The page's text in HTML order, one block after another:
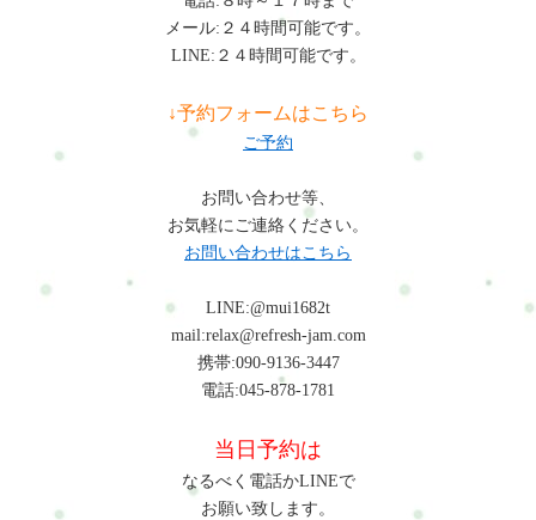
メール:２４時間可能です。
LINE:２４時間可能です。
↓予約フォームはこちら
ご予約
お問い合わせ等、
お気軽にご連絡ください。
お問い合わせはこちら
LINE:@mui1682t
mail:relax@refresh-jam.com
携帯:090-9136-3447
電話:045-878-1781
当日予約は
なるべく電話かLINEで
お願い致します。